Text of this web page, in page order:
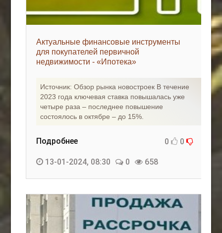
Актуальные финансовые инструменты
для покупателей первичной
недвижимости - «Ипотека»
Источник: Обзор рынка новостроек В течение
2023 года ключевая ставка повышалась уже
четыре раза – последнее повышение
состоялось в октябре – до 15%.
Подробнее 0 0
13-01-2024, 08:30 0 658